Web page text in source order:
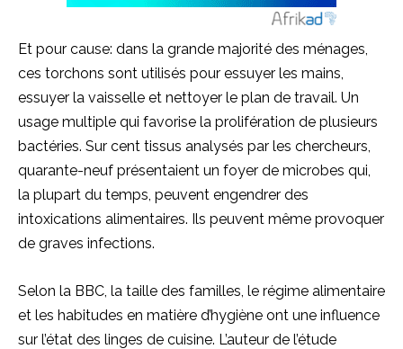
Et pour cause: dans la grande majorité des ménages,
ces torchons sont utilisés pour essuyer les mains,
essuyer la vaisselle et nettoyer le plan de travail. Un
usage multiple qui favorise la prolifération de plusieurs
bactéries. Sur cent tissus analysés par les chercheurs,
quarante-neuf présentaient un foyer de microbes qui,
la plupart du temps, peuvent engendrer des
intoxications alimentaires. Ils peuvent même provoquer
de graves infections.
Selon la BBC, la taille des familles, le régime alimentaire
et les habitudes en matière d’hygiène ont une influence
sur l’état des linges de cuisine. L’auteur de l’étude